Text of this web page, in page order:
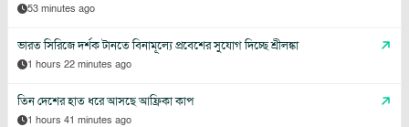
53 minutes ago
ভারত সিরিজে দর্শক টানতে বিনামূল্যে প্রবেশের সুযোগ দিচ্ছে শ্রীলঙ্কা
1 hours 22 minutes ago
তিন দেশের হাত ধরে আসছে আফ্রিকা কাপ
1 hours 41 minutes ago